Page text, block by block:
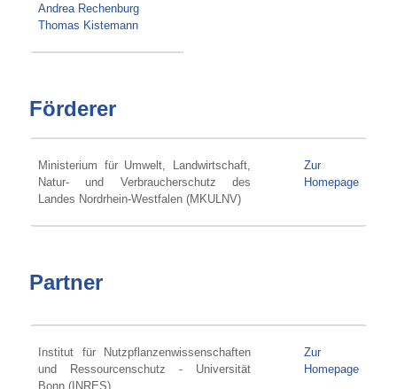
Andrea Rechenburg
Thomas Kistemann
Förderer
Ministerium für Umwelt, Landwirtschaft,
Natur- und Verbraucherschutz des
Landes Nordrhein-Westfalen (MKULNV)
Zur
Homepage
Partner
Institut für Nutzpflanzenwissenschaften
und Ressourcenschutz - Universität
Bonn (INRES)
Zur
Homepage